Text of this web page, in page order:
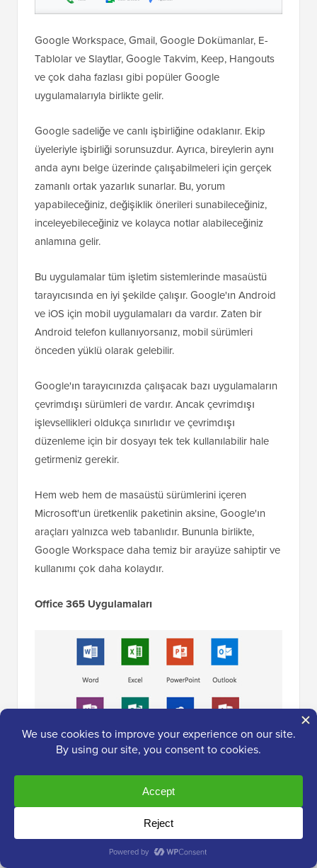
Google Workspace, Gmail, Google Dokümanlar, E-
Tablolar ve Slaytlar, Google Takvim, Keep, Hangouts
ve çok daha fazlası gibi popüler Google
uygulamalarıyla birlikte gelir.
Google sadeliğe ve canlı işbirliğine odaklanır. Ekip
üyeleriyle işbirliği sorunsuzdur. Ayrıca, bireylerin aynı
anda aynı belge üzerinde çalışabilmeleri için gerçek
zamanlı ortak yazarlık sunarlar. Bu, yorum
yapabileceğiniz, değişiklik önerileri sunabileceğiniz,
inceleyebileceğiniz ve kolayca notlar alabileceğiniz
anlamına gelir.
Bu uygulamalar tüm işletim sistemlerinde masaüstü
tarayıcısında en iyi şekilde çalışır. Google'ın Android
ve iOS için mobil uygulamaları da vardır. Zaten bir
Android telefon kullanıyorsanız, mobil sürümleri
önceden yüklü olarak gelebilir.
Google'ın tarayıcınızda çalışacak bazı uygulamaların
çevrimdışı sürümleri de vardır. Ancak çevrimdışı
işlevsellikleri oldukça sınırlıdır ve çevrimdışı
düzenleme için bir dosyayı tek tek kullanılabilir hale
getirmeniz gerekir.
Hem web hem de masaüstü sürümlerini içeren
Microsoft'un üretkenlik paketinin aksine, Google'ın
araçları yalnızca web tabanlıdır. Bununla birlikte,
Google Workspace daha temiz bir arayüze sahiptir ve
kullanımı çok daha kolaydır.
Office 365 Uygulamaları
Bir Office 365 iş aboneliği, Word, Excel, PowerPoint,
Outlook ve OneNote gibi Microsoft Office
uygulamalarına erişim sağlar. Masaüstü bilgisayarlar
için bu uygulamalar hala piyasadaki en zengin